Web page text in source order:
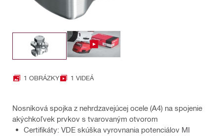
1 OBRÁZKY 1 VIDEÁ
Nosníková spojka z nehrdzavejúcej ocele (A4) na spojenie
akýchkoľvek prvkov s tvarovaným otvorom
Certifikáty: VDE skúška vyrovnania potenciálov MI